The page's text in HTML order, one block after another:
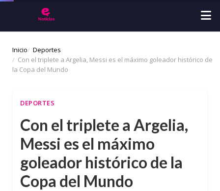
Inicio
Deportes
Con el triplete a Argelia, Messi es el máximo goleador histórico de
la Copa del Mundo
DEPORTES
Con el triplete a Argelia,
Messi es el máximo
goleador histórico de la
Copa del Mundo